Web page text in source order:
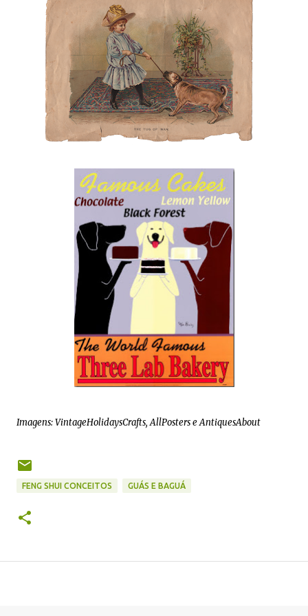
Imagens: VintageHolidaysCrafts, AllPosters e AntiquesAbout
FENG SHUI CONCEITOS GUÁS E BAGUÁ